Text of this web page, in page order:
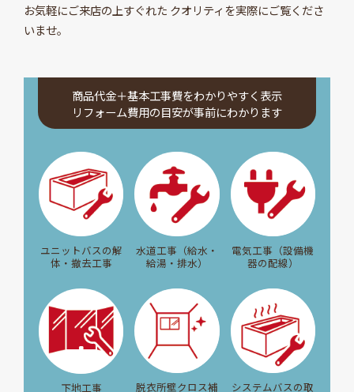
お気軽にご来店の上すぐれた クオリティを実際にご覧くださ
いませ。
商品代金＋基本工事費をわかりやすく表示
リフォーム費用の目安が事前にわかります
ユニットバスの解
体・撤去工事
水道工事（給水・
給湯・排水）
電気工事（設備機
器の配線）
下地工事
脱衣所壁クロス補
システムバスの取